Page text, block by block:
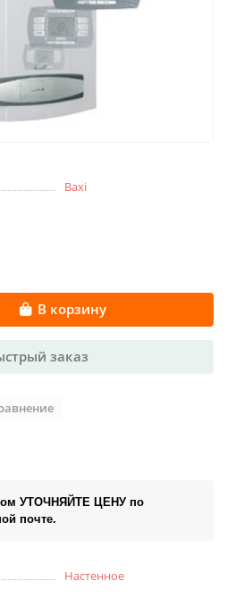
Baxi
В корзину
заказ
УТОЧНЯЙТЕ ЦЕНУ по
почте.
Настенное